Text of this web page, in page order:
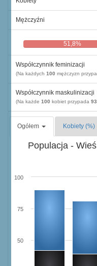
Mężczyźni
51,8%
Współczynnik feminizacji
(Na każdych 100 mężczyzn
Współczynnik maskulinizacji
(Na każde 100 kobiet przypada 93
Ogółem Kobiety (%)
Populacja -
50
75
100